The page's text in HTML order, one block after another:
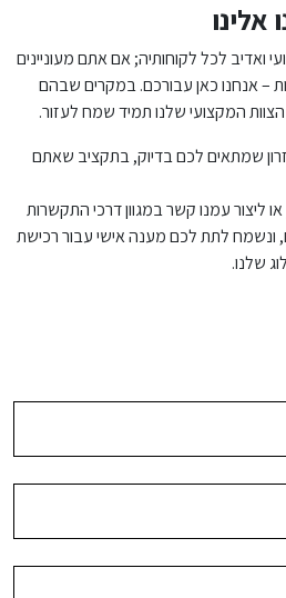
אלינו
ואדיב לכל לקוחותיה; אם אתם מעוניינים
– אנחנו כאן עבורכם. במקרים שבהם
הצוות המקצועי שלנו תמיד שמח לעזור.
שמתאים לכם בדיוק, בתקציב שאתם
או ליצור עמנו קשר במגוון דרכי התקשרות
ונשמח לתת לכם מענה אישי עבור רכישת
שלנו.